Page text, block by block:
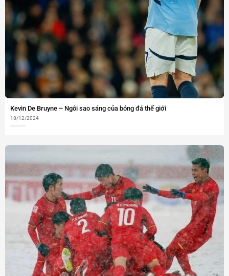
Kevin De Bruyne – Ngôi sao sáng của bóng đá thế giới
18/12/2024